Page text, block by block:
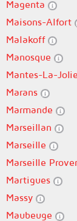
Magenta
Maisons-Alfort
Malakoff
Manosque
Mantes-La-Jolie
Marans
Marmande
Marseillan
Marseille
Marseille
Martigues
Massy
Maubeuge